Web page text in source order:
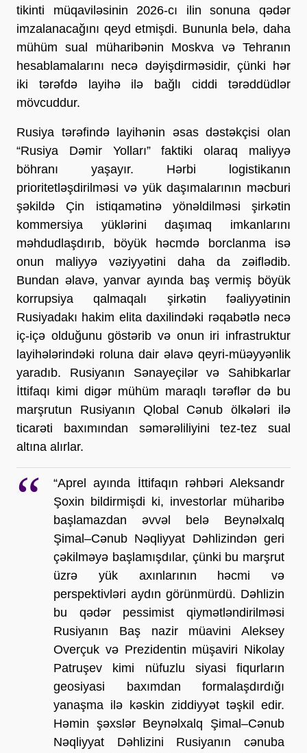
tikinti müqaviləsinin 2026-cı ilin sonuna qədər
imzalanacağını qeyd etmişdi. Bununla belə, daha
mühüm sual müharibənin Moskva və Tehranın
hesablamalarını necə dəyişdirməsidir, çünki hər
iki tərəfdə layihə ilə bağlı ciddi tərəddüdlər
mövcuddur.
Rusiya tərəfində layihənin əsas dəstəkçisi olan
“Rusiya Dəmir Yolları” faktiki olaraq maliyyə
böhranı yaşayır. Hərbi logistikanın
prioritetləşdirilməsi və yük daşımalarının məcburi
şəkildə Çin istiqamətinə yönəldilməsi şirkətin
kommersiya yüklərini daşımaq imkanlarını
məhdudlaşdırıb, böyük həcmdə borclanma isə
onun maliyyə vəziyyətini daha da zəiflədib.
Bundan əlavə, yanvar ayında baş vermiş böyük
korrupsiya qalmaqalı şirkətin fəaliyyətinin
Rusiyadakı hakim elita daxilindəki rəqabətlə necə
iç-içə olduğunu göstərib və onun iri infrastruktur
layihələrindəki roluna dair əlavə qeyri-müəyyənlik
yaradıb. Rusiyanın Sənayeçilər və Sahibkarlar
İttifaqı kimi digər mühüm maraqlı tərəflər də bu
marşrutun Rusiyanın Qlobal Cənub ölkələri ilə
ticarəti baxımından səmərəliliyini tez-tez sual
altına alırlar.
“Aprel ayında İttifaqın rəhbəri Aleksandr
Şoxin bildirmişdi ki, investorlar müharibə
başlamazdan əvvəl belə Beynəlxalq
Şimal–Cənub Nəqliyyat Dəhlizindən geri
çəkilməyə başlamışdılar, çünki bu marşrut
üzrə yük axınlarının həcmi və
perspektivləri aydın görünmürdü. Dəhlizin
bu qədər pessimist qiymətləndirilməsi
Rusiyanın Baş nazir müavini Aleksey
Overçuk və Prezidentin müşaviri Nikolay
Patruşev kimi nüfuzlu siyasi fiqurların
geosiyasi baxımdan formalaşdırdığı
yanaşma ilə kəskin ziddiyyət təşkil edir.
Həmin şəxslər Beynəlxalq Şimal–Cənub
Nəqliyyat Dəhlizini Rusiyanın cənuba